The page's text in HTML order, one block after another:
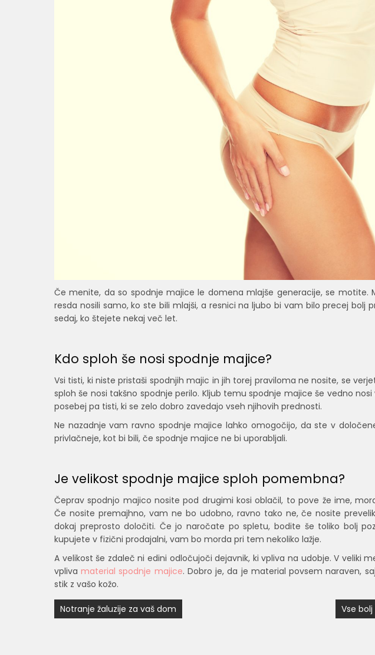
Če menite, da so spodnje majice le domena mlajše generacije, se motite.
resda nosili samo, ko ste bili mlajši, a resnici na ljubo bi vam bilo precej bolj
sedaj, ko štejete nekaj več let.
Kdo sploh še nosi spodnje majice?
Vsi tisti, ki niste pristaši spodnjih majic in jih torej praviloma ne nosite, se
sploh še nosi takšno spodnje perilo. Kljub temu spodnje majice še vedno nosi
posebej pa tisti, ki se zelo dobro zavedajo vseh njihovih prednosti.
Ne nazadnje vam ravno spodnje majice lahko omogočijo, da ste v
privlačneje, kot bi bili, če spodnje majice ne bi uporabljali.
Je velikost spodnje majice sploh pomembna?
Čeprav spodnjo majico nosite pod drugimi kosi oblačil, to pove že ime,
Če nosite premajhno, vam ne bo udobno, ravno tako ne, če nosite
dokaj preprosto določiti. Če jo naročate po spletu, bodite še toliko bolj
kupujete v fizični prodajalni, vam bo morda pri tem nekoliko lažje.
A velikost še zdaleč ni edini odločujoči dejavnik, ki vpliva na udobje. V veliki
vplivamaterial spodnje majice. Dobro je, da je material povsem naraven,
stik z vašo kožo.
Navigacija
Notranje žaluzije za vaš dom Vse